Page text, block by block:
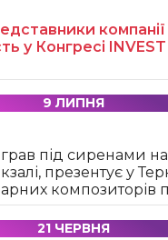
у Конгресі INVEST
9 ЛИПНЯ
під сиренами на
презентує у
композиторів
21 ЧЕРВНЯ